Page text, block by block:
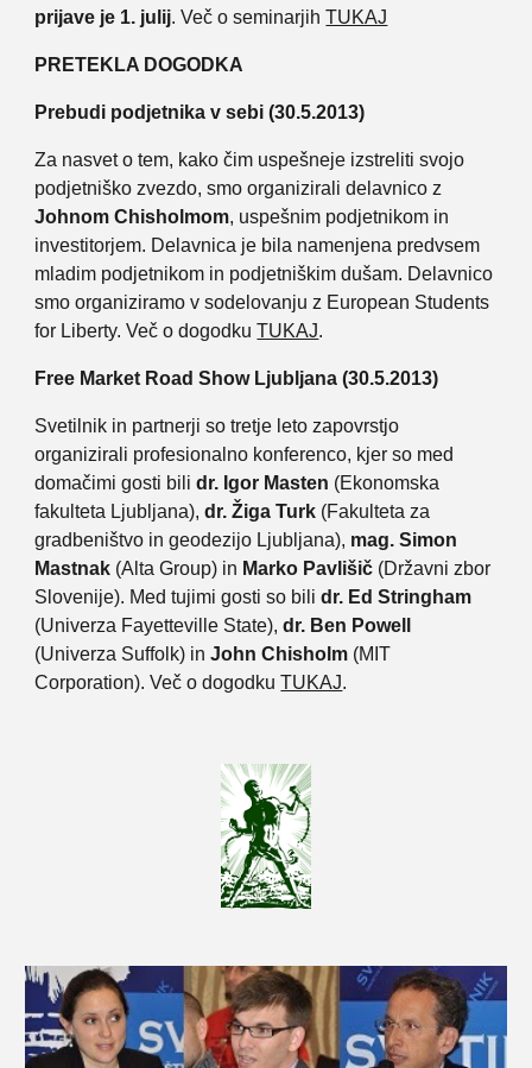
prijave je 1. julij. Več o seminarjih TUKAJ
PRETEKLA DOGODKA
Prebudi podjetnika v sebi (30.5.2013)
Za nasvet o tem, kako čim uspešneje izstreliti svojo
podjetniško zvezdo, smo organizirali delavnico z
Johnom Chisholmom, uspešnim podjetnikom in
investitorjem. Delavnica je bila namenjena predvsem
mladim podjetnikom in podjetniškim dušam. Delavnico
smo organiziramo v sodelovanju z European Students
for Liberty. Več o dogodku TUKAJ.
Free Market Road Show Ljubljana (30.5.2013)
Svetilnik in partnerji so tretje leto zapovrstjo
organizirali profesionalno konferenco, kjer so med
domačimi gosti bilidr. Igor Masten (Ekonomska
fakulteta Ljubljana),dr. Žiga Turk (Fakulteta za
gradbeništvo in geodezijo Ljubljana), mag. Simon
Mastnak (Alta Group) in Marko Pavlišič (Državni zbor
Slovenije). Med tujimi gosti so bilidr. Ed Stringham
(Univerza Fayetteville State),dr. Ben Powell
(Univerza Suffolk) inJohn Chisholm (MIT
Corporation). Več o dogodku TUKAJ.